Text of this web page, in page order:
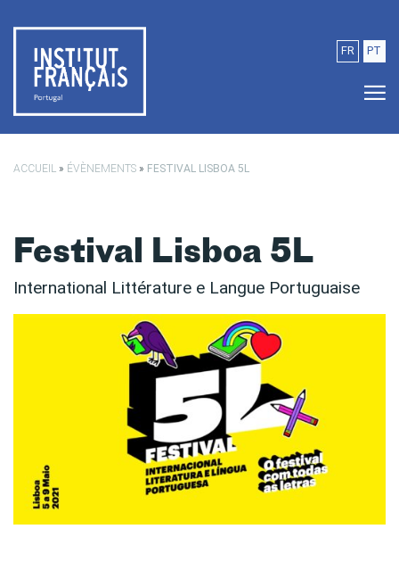
FR PT
ACCUEIL » ÉVÈNEMENTS » FESTIVAL LISBOA 5L
Festival Lisboa 5L
International Littérature e Langue Portuguaise